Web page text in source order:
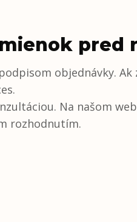
pred
objednávky.
Na našom
rozhodnutím.